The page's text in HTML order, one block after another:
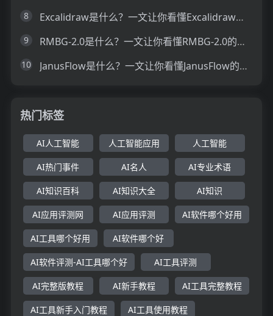
8 Excalidraw是什么？一文让你看懂Excalidraw的技术原理、主要功能、应用场景
9 RMBG-2.0是什么？一文让你看懂RMBG-2.0的技术原理、主要功能、应用场景
10 JanusFlow是什么？一文让你看懂JanusFlow的技术原理、主要功能、应用场景
热门标签
AI人工智能 人工智能应用 人工智能
AI热门事件 AI名人 AI专业术语
AI知识百科 AI知识大全 AI知识
AI应用评测网 AI应用评测 AI软件哪个好用
AI工具哪个好用 AI软件哪个好
AI软件评测-AI工具哪个好 AI工具评测
AI完整版教程 AI新手教程 AI工具完整教程
AI工具新手入门教程 AI工具使用教程